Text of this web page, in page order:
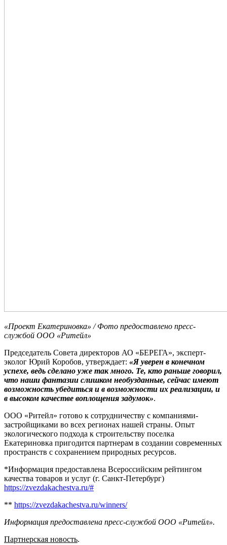
«Проект Екатериновка» / Фото предоставлено пресс-
службой ООО «Ритейл»
Председатель Совета директоров АО «БЕРЕГА», эксперт-
эколог Юрий Коробов, утверждает: «Я уверен в конечном
успехе, ведь сделано уже так много. Те, кто раньше говорил,
что наши фантазии слишком необузданные, сейчас имеют
возможность убедиться и в возможности их реализации, и
в высоком качестве воплощения задумок».
ООО «Ритейл» готово к сотрудничеству с компаниями-
застройщиками во всех регионах нашей страны. Опыт
экологического подхода к строительству поселка
Екатериновка пригодится партнерам в создании современных
пространств с сохранением природных ресурсов.
*Информация предоставлена Всероссийским рейтингом
качества товаров и услуг (г. Санкт-Петербург)
https://zvezdakachestva.ru/#
** https://zvezdakachestva.ru/winners/
Информация предоставлена пресс-службой ООО «Ритейл».
Партнерская новость.